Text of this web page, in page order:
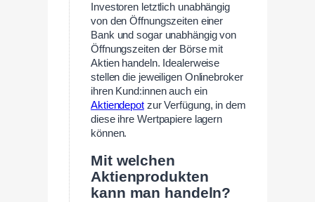
Investoren letztlich unabhängig
von den Öffnungszeiten einer
Bank und sogar unabhängig von
Öffnungszeiten der Börse mit
Aktien handeln. Idealerweise
stellen die jeweiligen Onlinebroker
ihren Kund:innen auch ein
Aktiendepotzur Verfügung, in dem
diese ihre Wertpapiere lagern
können.
Mit welchen
Aktienprodukten
kann man handeln?